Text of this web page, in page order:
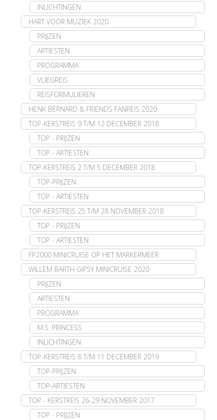
INLICHTINGEN
HART VOOR MUZIEK 2020
PRIJZEN
ARTIESTEN
PROGRAMMA
VLIEGREIS
REISFORMULIEREN
HENK BERNARD & FRIENDS FANREIS 2020
TOP-KERSTREIS 9 T/M 12 DECEMBER 2018
TOP - PRIJZEN
TOP - ARTIESTEN
TOP-KERSTREIS 2 T/M 5 DECEMBER 2018
TOP-PRIJZEN
TOP - ARTIESTEN
TOP-KERSTREIS 25 T/M 28 NOVEMBER 2018
TOP - PRIJZEN
TOP - ARTIESTEN
FP2000 MINICRUISE OP HET MARKERMEER
WILLEM BARTH GIPSY MINICRUISE 2020
PRIJZEN
ARTIESTEN
PROGRAMMA
M.S. PRINCESS
INLICHTINGEN
TOP-KERSTREIS 8 T/M 11 DECEMBER 2019
TOP-PRIJZEN
TOP-ARTIESTEN
TOP - KERSTREIS 26-29 NOVEMBER 2017
TOP - PRIJZEN